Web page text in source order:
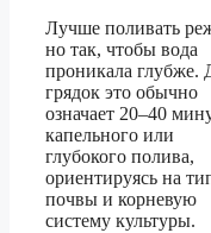
Лучше поливать
но так, чтобы вода
проникала глубже.
грядок это обычно
означает 20–40
капельного или
глубокого полива,
ориентируясь на
почвы и корневую
систему культуры.